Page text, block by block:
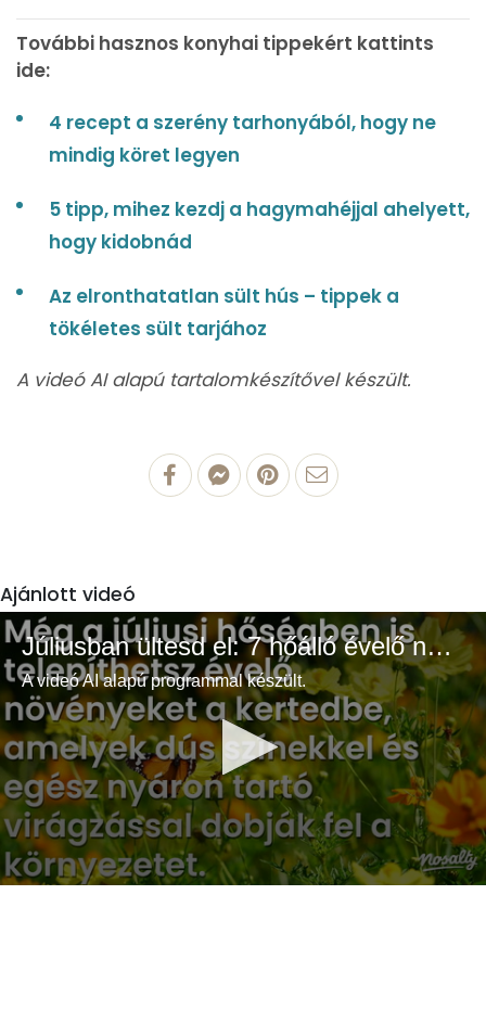
További hasznos konyhai tippekért kattints
ide:
4 recept a szerény tarhonyából, hogy ne
mindig köret legyen
5 tipp, mihez kezdj a hagymahéjjal ahelyett,
hogy kidobnád
Az elronthatatlan sült hús – tippek a
tökéletes sült tarjához
A videó AI alapú tartalomkészítővel készült.
Ajánlott videó
Júliusban ültesd el: 7 hőálló évelő növény a színes és buja kertért
A videó AI alapú programmal készült.